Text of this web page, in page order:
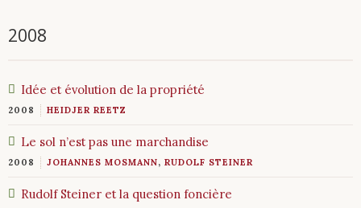
2008
Idée et évolution de la propriété
2008 HEIDJER REETZ
Le sol n’est pas une marchandise
2008 JOHANNES MOSMANN, RUDOLF STEINER
Rudolf Steiner et la question foncière